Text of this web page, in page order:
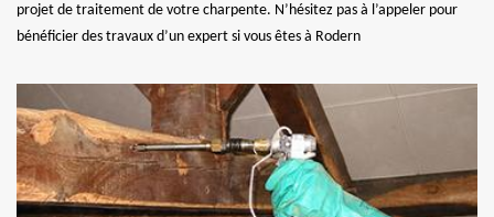
projet de traitement de votre charpente. N’hésitez pas à l’appeler pour
bénéficier des travaux d’un expert si vous êtes à Rodern